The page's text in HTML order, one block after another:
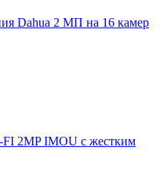
Dahua 2 МП на 16 камер
2MP IMOU с жестким